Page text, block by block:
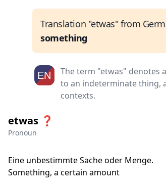
Translation "etwas" from
something
The term "etwas" denotes
to an indeterminate thing,
contexts.
etwas ❓
Pronoun
Eine unbestimmte Sache oder Menge.
Something, a certain amount